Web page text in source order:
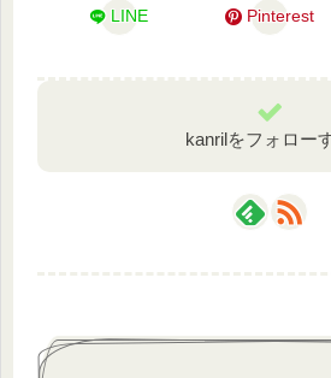
LINE Pinterest
kanrilをフォロー